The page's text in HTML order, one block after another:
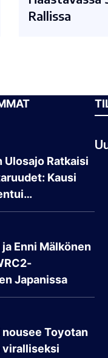
Rallissa
Ulosajo Ratkaisi
Kausi
Enni Mälkönen
Japanissa
nousee Toyotan
viralliseksi